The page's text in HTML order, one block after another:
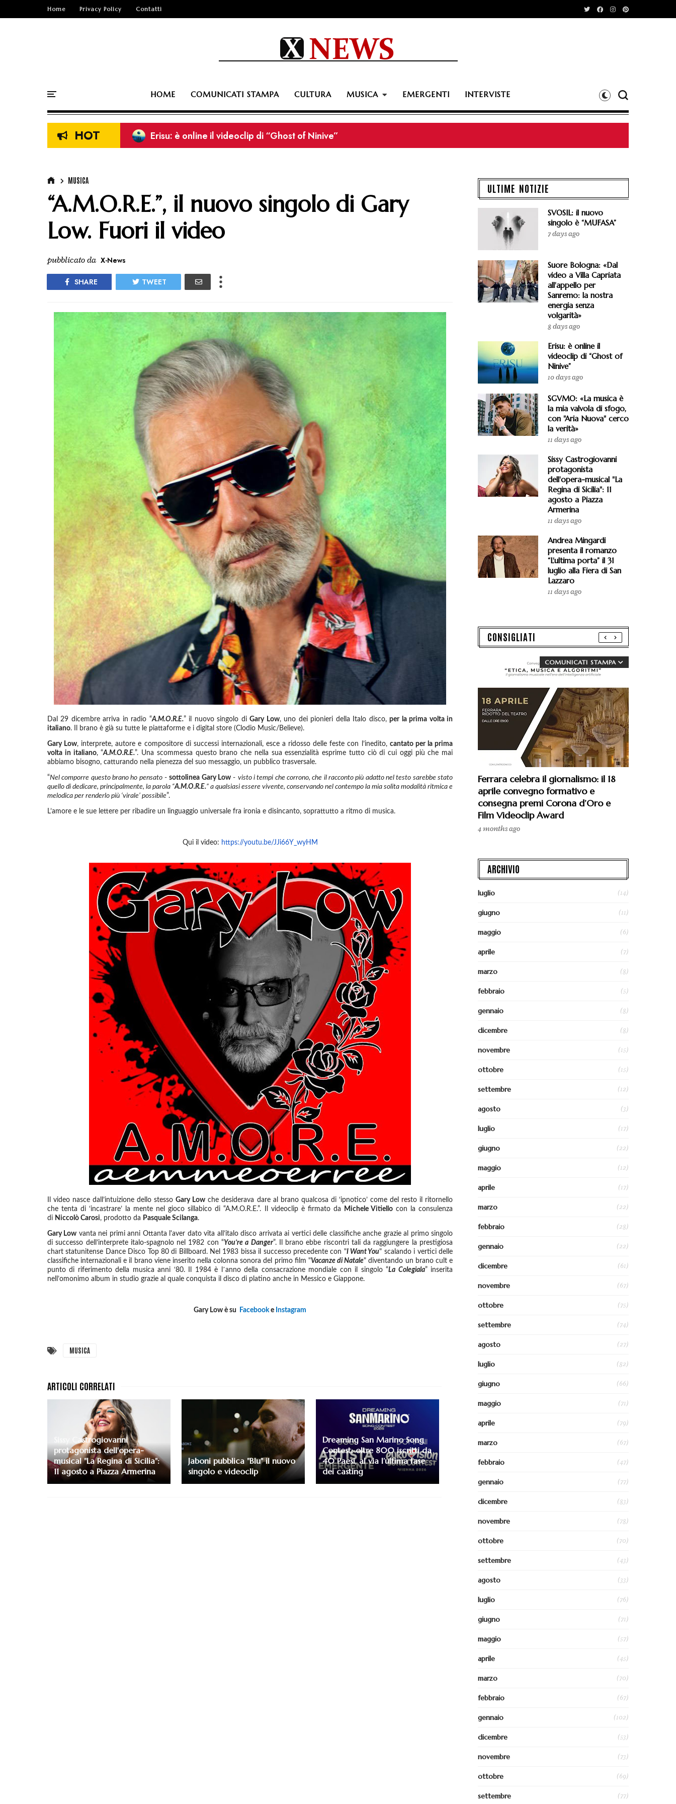
Home Privacy Policy Contatti
HOME COMUNICATI STAMPA CULTURA MUSICA EMERGENTI INTERVISTE
HOT Erisu: è online il videoclip di “Ghost of Ninive”
MUSICA
“A.M.O.R.E.”, il nuovo singolo di Gary
Low. Fuori il video
pubblicato da X-News
SHARE TWEET
Dal 29 dicembre arriva in radio “A.M.O.R.E.” il nuovo singolo diGary Low, uno dei pionieri della Italo disco,per la prima volta in
italiano. Il brano è già su tutte le piattaforme e i digital store (Clodio Music/Believe).
Gary Low, interprete, autore e compositore di successi internazionali, esce a ridosso delle feste con l’inedito, cantato per la prima
volta in italiano, “A.M.O.R.E.”. Una scommessa questo brano che nella sua essenzialità esprime tutto ciò di cui oggi più che mai
abbiamo bisogno, catturando nella pienezza del suo messaggio, un pubblico trasversale.
“Nel comporre questo brano ho pensato-sottolinea Gary Low - visto i tempi che corrono, che il racconto più adatto nel testo sarebbe stato
quello di dedicare, principalmente, la parola “A.M.O.R.E.” a qualsiasi essere vivente, conservando nel contempo la mia solita modalità ritmica e
melodica per renderlo più ‘virale’ possibile”.
L’amore e le sue lettere per ribadire un linguaggio universale fra ironia e disincanto, soprattutto a ritmo di musica.
Qui il video: https://youtu.be/JJi66Y_wyHM
Il video nasce dall’intuizione dello stessoGary Low che desiderava dare al brano qualcosa di ‘ipnotico’ come del resto il ritornello
che tenta di ‘incastrare’ la mente nel gioco sillabico di “A.M.O.R.E.”. Il videoclip è firmato da
Michele Vitiellocon la consulenza
di Niccolò Carosi, prodotto da Pasquale Scilanga.
Gary Low vanta nei primi anni Ottanta l'aver dato vita all’italo disco arrivata ai vertici delle classifiche anche grazie al primo singolo
di successo dell’interprete italo-spagnolo nel 1982 con “You’re a Danger”. Il brano ebbe riscontri tali da raggiungere la prestigiosa
chart statunitense Dance Disco Top 80 di Billboard. Nel 1983 bissa il successo precedente con "I Want You" scalando i vertici delle
classifiche internazionali e il brano viene inserito nella colonna sonora del primo film "Vacanze di Natale" diventando un brano cult e
punto di riferimento della musica anni ‘80. Il 1984 è l ’anno della consacrazione mondiale con il singolo“La Colegiala” inserita
nell’omonimo album in studio grazie al quale conquista il disco di platino anche in Messico e Giappone.
Gary Low è su Facebooke Instagram
MUSICA
Sissy Castrogiovanni
protagonista dell'opera-
musical "La Regina di Sicilia":
11 agosto a Piazza Armerina
Jaboni pubblica "Blu" il nuovo
singolo e videoclip
Dreaming San Marino Song
Contest: oltre 800 iscritti da
40 Paesi, al via l’ultima fase
dei casting
ULTIME NOTIZIE
SVOSIL: il nuovo
singolo è “MUFASA”
7 days ago
Suore Bologna: «Dal
video a Villa Capriata
all'appello per
Sanremo: la nostra
energia senza
volgarità»
8 days ago
Erisu: è online il
videoclip di “Ghost of
Ninive”
10 days ago
SGVMO: «La musica è
la mia valvola di sfogo,
con "Aria Nuova" cerco
la verità»
11 days ago
Sissy Castrogiovanni
protagonista
dell'opera-musical "La
Regina di Sicilia": 11
agosto a Piazza
Armerina
11 days ago
Andrea Mingardi
presenta il romanzo
“L'ultima porta” il 31
luglio alla Fiera di San
Lazzaro
11 days ago
CONSIGLIATI
COMUNICATI STAMPA
Ferrara celebra il giornalismo: il 18
aprile convegno formativo e
consegna premi Corona d’Oro e
Film Videoclip Award
4 months ago
ARCHIVIO
luglio (14)
giugno (11)
maggio (6)
aprile (7)
marzo (8)
febbraio (5)
gennaio (8)
dicembre (8)
novembre (15)
ottobre (15)
settembre (12)
agosto (3)
luglio (17)
giugno (22)
maggio (12)
aprile (17)
marzo (22)
febbraio (28)
gennaio (22)
dicembre (61)
novembre (67)
ottobre (75)
settembre (74)
agosto (27)
luglio (82)
giugno (66)
maggio (71)
aprile (79)
marzo (67)
febbraio (47)
gennaio (77)
dicembre (83)
novembre (78)
ottobre (70)
settembre (43)
agosto (33)
luglio (76)
giugno (71)
maggio (57)
aprile (45)
marzo (70)
febbraio (67)
gennaio (102)
dicembre (53)
novembre (73)
ottobre (69)
settembre (77)